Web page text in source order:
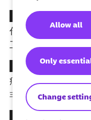
Change
Only
Allow all
病假工资
： 在受雇
作，Barmer
会为
工作的第 6 周起，
牙齿： 健康的牙齿
疗和检查的费用——
非法定福利计划。